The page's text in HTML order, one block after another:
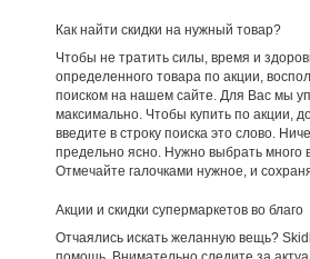
Как найти скидки на нужный товар?
Чтобы не тратить силы, время и
определенного товара по акции,
поиском на нашем сайте. Для Вас мы
максимально. Чтобы купить по акции,
введите в строку поиска это слово.
предельно ясно. Нужно выбрать много
Отмечайте галочками нужное, и
Акции и скидки супермаркетов во благо
Отчаялись искать желанную вещь?